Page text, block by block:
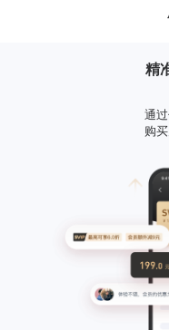
精
通
购